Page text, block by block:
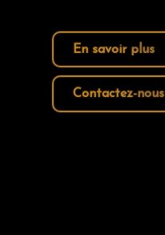
En savoir plus
Contactez-nous